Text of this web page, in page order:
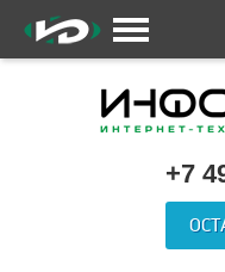
+7